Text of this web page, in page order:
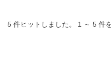
5 件ヒットしました。 1 ～ 5 件